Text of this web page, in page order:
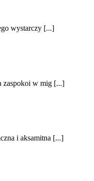
wystarczy [...]
zaspokoi w mig [...]
i aksamitna [...]